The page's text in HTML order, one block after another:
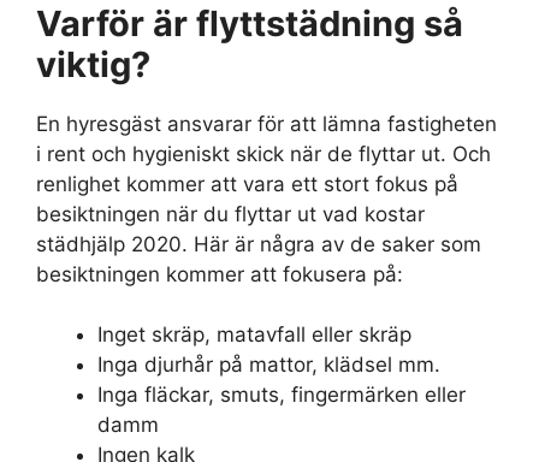
Varför är flyttstädning så
viktig?
En hyresgäst ansvarar för att lämna fastigheten
i rent och hygieniskt skick när de flyttar ut. Och
renlighet kommer att vara ett stort fokus på
besiktningen när du flyttar ut vad kostar
städhjälp 2020. Här är några av de saker som
besiktningen kommer att fokusera på:
Inget skräp, matavfall eller skräp
Inga djurhår på mattor, klädsel mm.
Inga fläckar, smuts, fingermärken eller
damm
Ingen kalk